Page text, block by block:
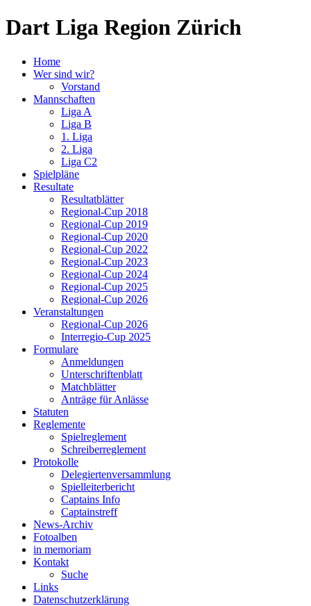
Dart Liga Region Zürich
Home
Wer sind wir?
Vorstand
Mannschaften
Liga A
Liga B
1. Liga
2. Liga
Liga C2
Spielpläne
Resultate
Resultatblätter
Regional-Cup 2018
Regional-Cup 2019
Regional-Cup 2020
Regional-Cup 2022
Regional-Cup 2023
Regional-Cup 2024
Regional-Cup 2025
Regional-Cup 2026
Veranstaltungen
Regional-Cup 2026
Interregio-Cup 2025
Formulare
Anmeldungen
Unterschriftenblatt
Matchblätter
Anträge für Anlässe
Statuten
Reglemente
Spielreglement
Schreiberreglement
Protokolle
Delegiertenversammlung
Spielleiterbericht
Captains Info
Captainstreff
News-Archiv
Fotoalben
in memoriam
Kontakt
Suche
Links
Datenschutzerklärung